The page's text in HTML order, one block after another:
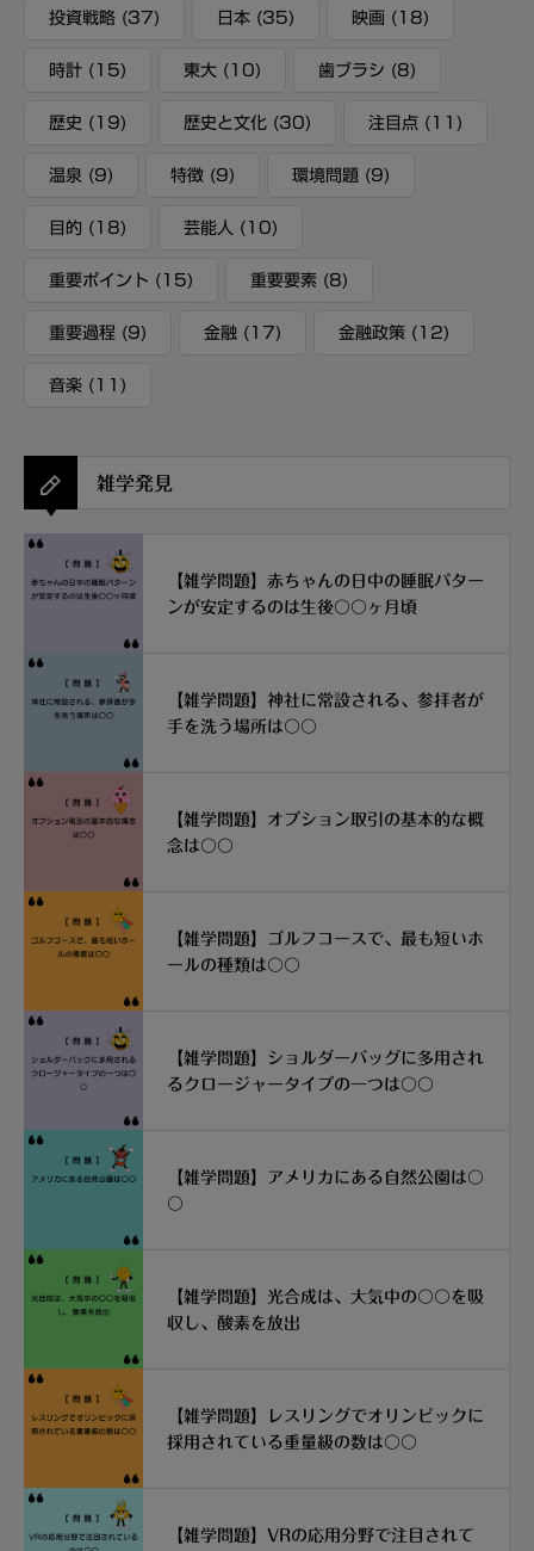
投資戦略 (37) 日本 (35) 映画 (18)
時計 (15) 東大 (10) 歯ブラシ (8)
歴史 (19) 歴史と文化 (30) 注目点 (11)
温泉 (9) 特徴 (9) 環境問題 (9)
目的 (18) 芸能人 (10)
重要ポイント (15) 重要要素 (8)
重要過程 (9) 金融 (17) 金融政策 (12)
音楽 (11)
雑学発見
【雑学問題】赤ちゃんの日中の睡眠パター
ンが安定するのは生後〇〇ヶ月頃
【雑学問題】神社に常設される、参拝者が
手を洗う場所は〇〇
【雑学問題】オプション取引の基本的な概
念は〇〇
【雑学問題】ゴルフコースで、最も短いホ
ールの種類は〇〇
【雑学問題】ショルダーバッグに多用され
るクロージャータイプの一つは〇〇
【雑学問題】アメリカにある自然公園は〇
〇
【雑学問題】光合成は、大気中の〇〇を吸
収し、酸素を放出
【雑学問題】レスリングでオリンピックに
採用されている重量級の数は〇〇
【雑学問題】VRの応用分野で注目されて